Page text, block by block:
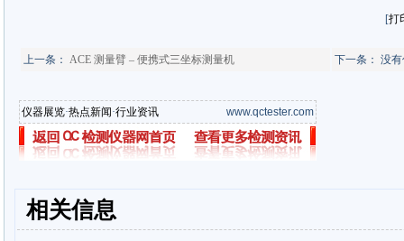
[打
上一条： ACE 测量臂 – 便携式三坐标测量机 下一条： 没
仪器展览·热点新闻·行业资讯 www.qctester.com
相关信息